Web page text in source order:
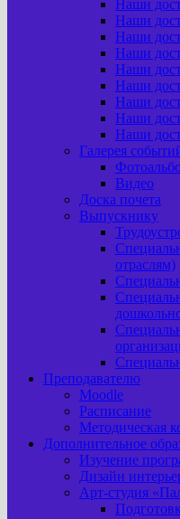
Наши
Наши
Наши
Наши
Наши
Наши
Наши
Наши
Наши
Галерея
Видео
Доска почета
Выпускнику
отраслям)
Преподавателю
Moodle
Расписание
Методическая
Дополнительное
Изучение
Дизайн
Арт-cтудия